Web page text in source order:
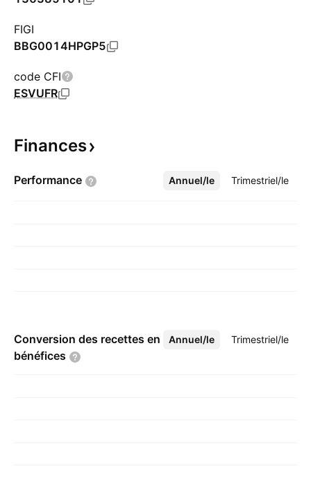
FIGI
BBG0014HPGP5
code CFI
ESVUFR
Finances
Performance Annuel/le Trimestriel/le
Plus
Conversion des recettes en
bénéfices
Annuel/le Trimestriel/le
Plus